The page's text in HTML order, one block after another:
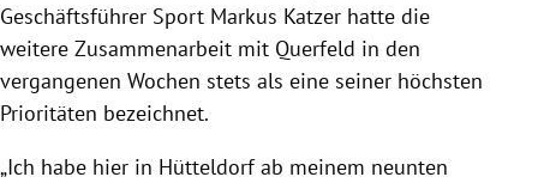
Geschäftsführer Sport Markus Katzer hatte die
weitere Zusammenarbeit mit Querfeld in den
vergangenen Wochen stets als eine seiner höchsten
Prioritäten bezeichnet.
„Ich habe hier in Hütteldorf ab meinem neunten